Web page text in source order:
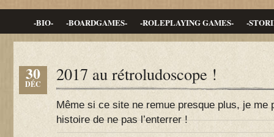
-BIO- -BOARDGAMES- -ROLEPLAYING GAMES- -
30
DÉC 2017 au rétroludoscope !
Même si ce site ne remue presque plus, je me
histoire de ne pas l’enterrer !